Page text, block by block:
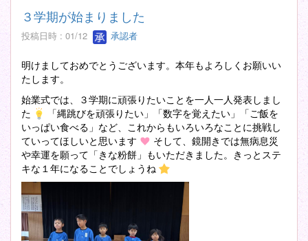
３学期が始まりました
投稿日時 : 01/12 承認者
明けましておめでとうございます。本年もよろしくお願いい
たします。
始業式では、３学期に頑張りたいことを一人一人発表しまし
た
「縄跳びを頑張りたい」「数字を覚えたい」「ご飯を
いっぱい食べる」など、これからもいろいろなことに挑戦し
ていってほしいと思います
そして、鏡開きでは無病息災
や幸運を願って「きな粉餅」もいただきました。きっとステ
キな１年になることでしょうね